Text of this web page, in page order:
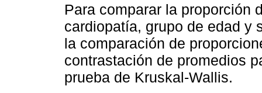
Para comparar la proporción
cardiopatía, grupo de edad y
la comparación de
contrastación de promedios
prueba de Kruskal-Wallis.